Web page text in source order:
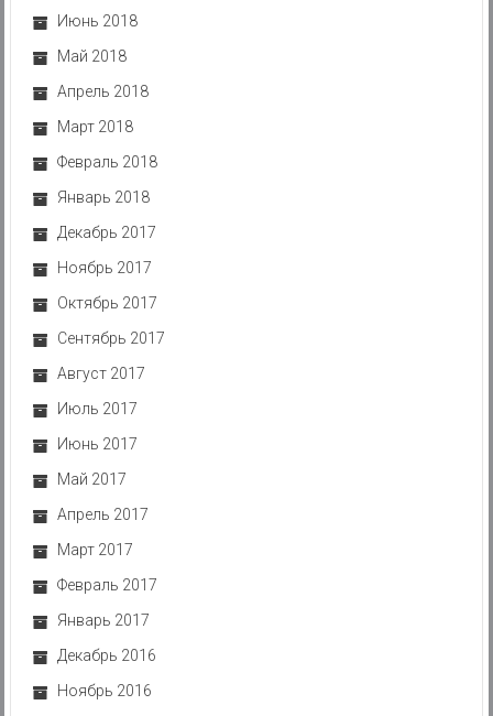
Июнь 2018
Май 2018
Апрель 2018
Март 2018
Февраль 2018
Январь 2018
Декабрь 2017
Ноябрь 2017
Октябрь 2017
Сентябрь 2017
Август 2017
Июль 2017
Июнь 2017
Май 2017
Апрель 2017
Март 2017
Февраль 2017
Январь 2017
Декабрь 2016
Ноябрь 2016